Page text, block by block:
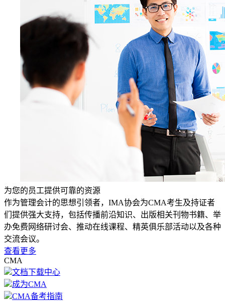
为您的员工提供可靠的资源
作为管理会计的思想引领者，IMA协会为CMA考生及持证者
们提供强大支持，包括传播前沿知识、出版相关刊物书籍、举
办免费网络研讨会、推动在线课程、精英俱乐部活动以及各种
交流会议。
查看更多
CMA
文档下载中心
成为CMA
CMA备考指南